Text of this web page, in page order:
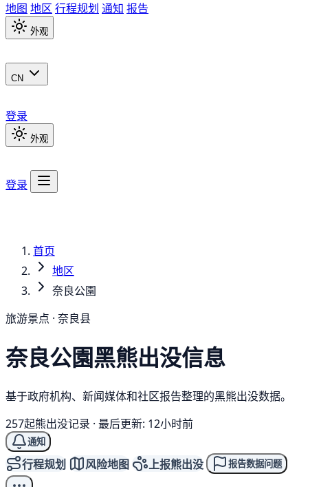
地图 地区 行程规划 通知 报告
外观
CN
登录
外观
登录
首页
地区
奈良公園
旅游景点 · 奈良县
奈良公園黑熊出没信息
基于政府机构、新闻媒体和社区报告整理的黑熊出没数据。
257起熊出没记录 · 最后更新: 12小时前
通知
行程规划 风险地图 上报熊出没 报告数据问题